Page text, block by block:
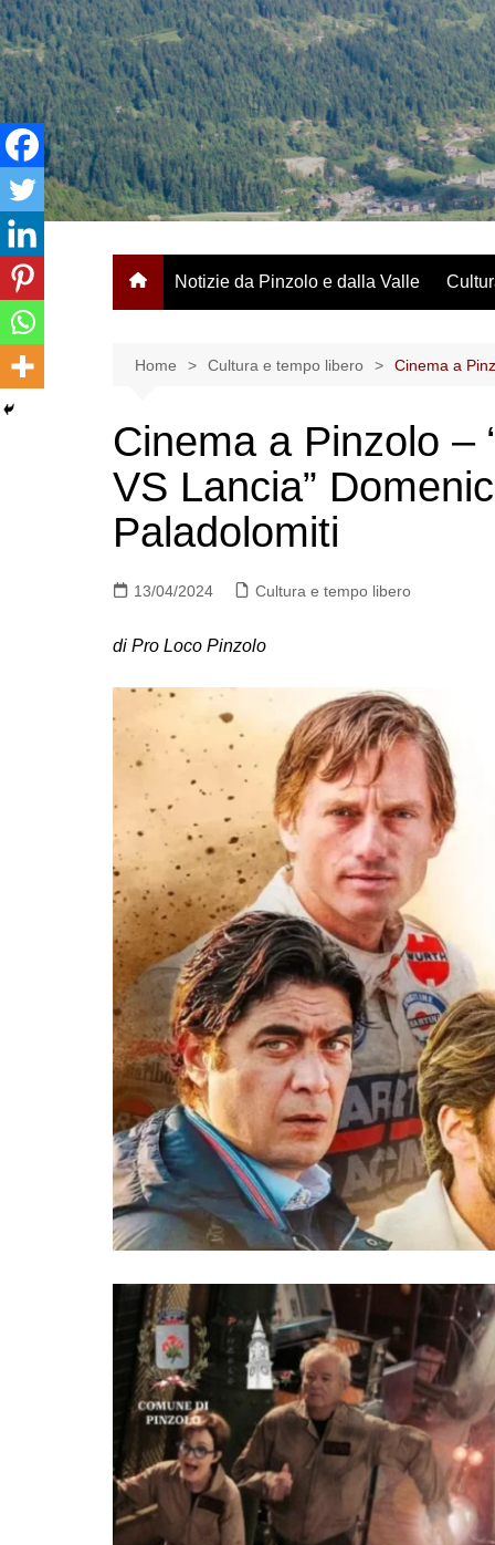
Salta
al
contenuto
Notizie da Pinzolo e dalla Valle
Home Cultura e tempo libero Cinema a
Cinema a Pinzolo –
VS Lancia”
Paladolomiti
13/04/2024 Cultura e tempo libero
di Pro Loco Pinzolo